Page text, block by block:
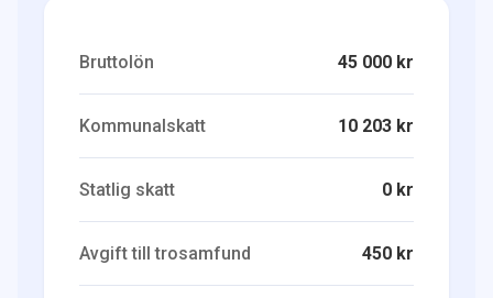
Bruttolön 45 000 kr
Kommunalskatt 10 203 kr
Statlig skatt 0 kr
Avgift till trosamfund 450 kr